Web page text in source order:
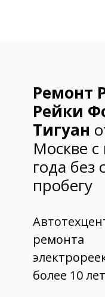
Ремонт
Рейки
Тигуан
Москве с
года без
пробегу
ремонта
более 10 лет